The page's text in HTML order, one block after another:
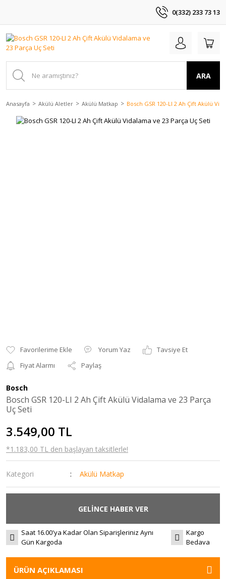
0(332) 233 73 13
ARA
Anasayfa Akülü Aletler Akülü Matkap Bosch GSR 120-LI 2 Ah Çift Akülü
Yorum Yaz
Tavsiye Et
Fiyat Alarmı
Paylaş
Bosch
Bosch GSR 120-LI 2 Ah Çift Akülü Vidalama ve 23 Parça
Uç Seti
3.549,00 TL
*1.183,00 TL den başlayan taksitlerle!
Kategori Akülü Matkap
GELİNCE HABER VER
Saat 16.00'ya Kadar Olan Siparişleriniz Aynı
Gün Kargoda
Kargo
Bedava
ÜRÜN AÇIKLAMASI